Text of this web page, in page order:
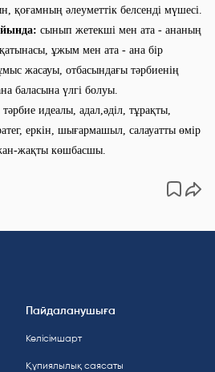
қоғамның әлеуметтік белсенді мүшесі.
сынып жетекші мен ата - ананың
ұжым мен ата - ана бір
жасауы, отбасындағы тәрбиенің
баласына үлгі болуы.
тәрбие идеалы, адал,әділ, тұрақты,
еркін, шығармашыл, салауатты өмір
жақты көшбасшы.
Пайдаланушыға
Келісімшарт
Құпиялылық саясаты